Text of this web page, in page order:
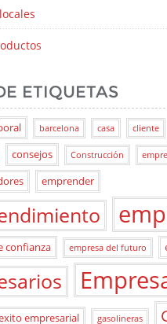
ETIQUETAS
barcelona casa cliente
consejos Construcción
emprender
confianza empresa del futuro
empresarial gasolineras